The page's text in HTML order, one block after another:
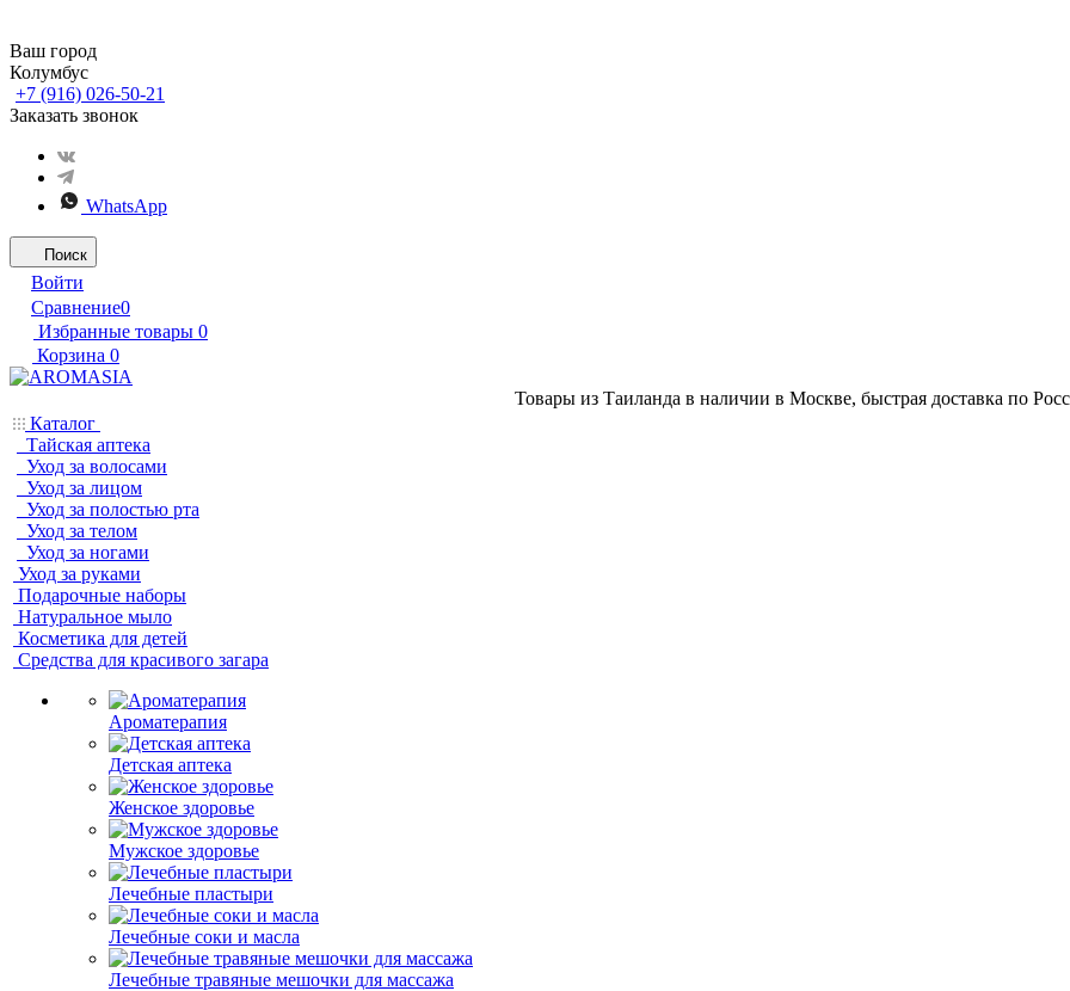
Ваш город
Колумбус
+7 (916) 026-50-21
Заказать звонок
WhatsApp
Поиск
Войти
Сравнение0
Избранные товары 0
Корзина 0
Товары из Таиланда в наличии в Москве, быстрая доставка по
Каталог
Тайская аптека
Уход за волосами
Уход за лицом
Уход за полостью рта
Уход за телом
Уход за ногами
Уход за руками
Подарочные наборы
Натуральное мыло
Косметика для детей
Средства для красивого загара
Ароматерапия
Детская аптека
Женское здоровье
Мужское здоровье
Лечебные пластыри
Лечебные соки и масла
Лечебные травяные мешочки для массажа